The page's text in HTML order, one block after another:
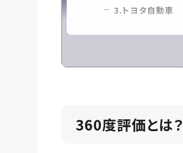
3.トヨタ自動車
360度評価とは？